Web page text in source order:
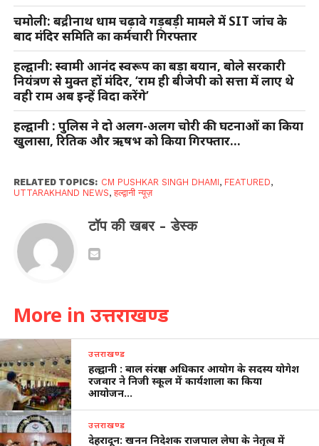
चमोली: बद्रीनाथ धाम चढ़ावे गड़बड़ी मामले में SIT जांच के
बाद मंदिर समिति का कर्मचारी गिरफ्तार
हल्द्वानी: स्वामी आनंद स्वरूप का बड़ा बयान, बोले सरकारी
नियंत्रण से मुक्त हों मंदिर, ‘राम ही बीजेपी को सत्ता में लाए थे
वही राम अब इन्हें विदा करेंगे’
हल्द्वानी : पुलिस ने दो अलग-अलग चोरी की घटनाओं का किया
खुलासा, रितिक और ऋषभ को किया गिरफ्तार…
RELATED TOPICS: CM PUSHKAR SINGH DHAMI, FEATURED,
UTTARAKHAND NEWS,हल्द्वानी न्यूज़
टॉप की खबर - डेस्क
More in उत्तराखण्ड
उत्तराखण्ड
हल्द्वानी : बाल संरक्षण अधिकार आयोग के सदस्य योगेश
रजवार ने निजी स्कूल में कार्यशाला का किया
आयोजन…
उत्तराखण्ड
देहरादून: खनन निदेशक राजपाल लेघा के नेतृत्व में